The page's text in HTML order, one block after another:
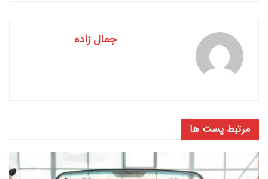
جمال زاده
مرتبط پست ها